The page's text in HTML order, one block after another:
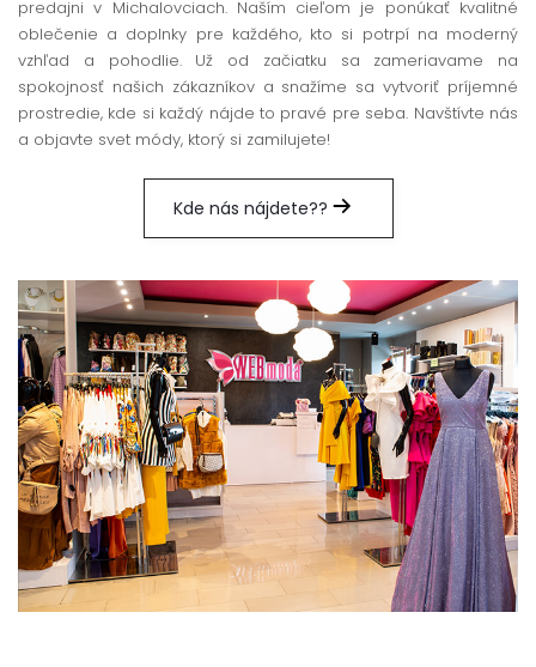
predajni v Michalovciach. Naším cieľom je ponúkať kvalitné
oblečenie a doplnky pre každého, kto si potrpí na moderný
vzhľad a pohodlie. Už od začiatku sa zameriavame na
spokojnosť našich zákazníkov a snažíme sa vytvoriť príjemné
prostredie, kde si každý nájde to pravé pre seba. Navštívte nás
a objavte svet módy, ktorý si zamilujete!
Kde nás nájdete??